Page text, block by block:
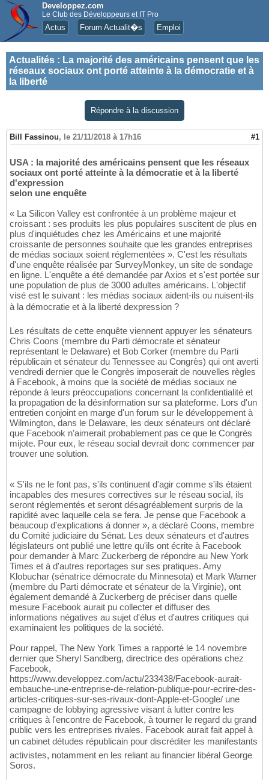
Developpez.com
Le Club des Développeurs et IT Pro
Actus Forum Actualit�s Emploi
Actualités : La majorité des américains pensent que les
réseaux sociaux ont porté atteinte à la démocratie et à
la liberté
Répondre à la discussion
Bill Fassinou, le 21/11/2018 à 17h16 #1
USA : la majorité des américains pensent que les réseaux
sociaux ont porté atteinte à la démocratie et à la liberté
d'expression
selon une enquête
« La Silicon Valley est confrontée à un problème majeur et
croissant : ses produits les plus populaires suscitent de plus en
plus d'inquiétudes chez les Américains et une majorité
croissante de personnes souhaite que les grandes entreprises
de médias sociaux soient réglementées ». C'est les résultats
d'une enquête réalisée par SurveyMonkey, un site de sondage
en ligne. L'enquête a été demandée par Axios et s'est portée sur
une population de plus de 3000 adultes américains. L'objectif
visé est le suivant : les médias sociaux aident-ils ou nuisent-ils
à la démocratie et à la liberté dexpression ?
Les résultats de cette enquête viennent appuyer les sénateurs
Chris Coons (membre du Parti démocrate et sénateur
représentant le Delaware) et Bob Corker (membre du Parti
républicain et sénateur du Tennessee au Congrès) qui ont averti
vendredi dernier que le Congrès imposerait de nouvelles règles
à Facebook, à moins que la société de médias sociaux ne
réponde à leurs préoccupations concernant la confidentialité et
la propagation de la désinformation sur sa plateforme. Lors d'un
entretien conjoint en marge d'un forum sur le développement à
Wilmington, dans le Delaware, les deux sénateurs ont déclaré
que Facebook n'aimerait probablement pas ce que le Congrès
mijote. Pour eux, le réseau social devrait donc commencer par
trouver une solution.
« S'ils ne le font pas, s'ils continuent d'agir comme s'ils étaient
incapables des mesures correctives sur le réseau social, ils
seront réglementés et seront désagréablement surpris de la
rapidité avec laquelle cela se fera. Je pense que Facebook a
beaucoup d'explications à donner », a déclaré Coons, membre
du Comité judiciaire du Sénat. Les deux sénateurs et d'autres
législateurs ont publié une lettre qu'ils ont écrite à Facebook
pour demander à Marc Zuckerberg de répondre au New York
Times et à d'autres reportages sur ses pratiques. Amy
Klobuchar (sénatrice démocrate du Minnesota) et Mark Warner
(membre du Parti démocrate et sénateur de la Virginie), ont
également demandé à Zuckerberg de préciser dans quelle
mesure Facebook aurait pu collecter et diffuser des
informations négatives au sujet d'élus et d'autres critiques qui
examinaient les politiques de la société.
Pour rappel, The New York Times a rapporté le 14 novembre
dernier que Sheryl Sandberg, directrice des opérations chez
Facebook,
https://www.developpez.com/actu/233438/Facebook-aurait-
embauche-une-entreprise-de-relation-publique-pour-ecrire-des-
articles-critiques-sur-ses-rivaux-dont-Apple-et-Google/ une
campagne de lobbying agressive visant à lutter contre les
critiques à l'encontre de Facebook, à tourner le regard du grand
public vers les entreprises rivales. Facebook aurait fait appel à
un cabinet détudes républicain pour discréditer les manifestants
activistes, notamment en les reliant au financier libéral George
Soros.